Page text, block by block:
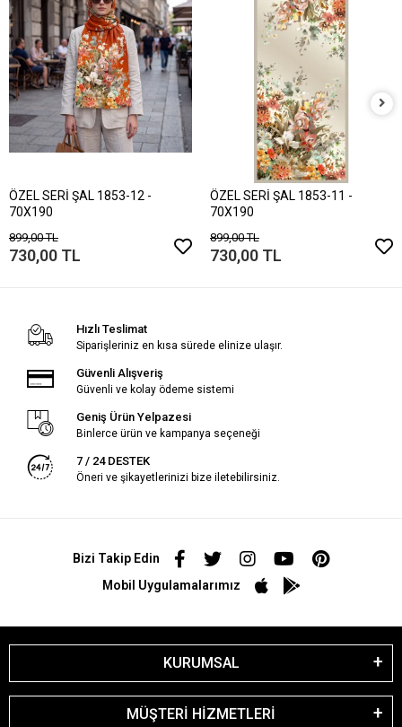
ÖZEL SERİ ŞAL 1853-12 -
70X190
899,00 TL
730,00 TL
ÖZEL SERİ ŞAL 1853-11 -
70X190
899,00 TL
730,00 TL
Hızlı Teslimat
Siparişleriniz en kısa sürede elinize ulaşır.
Güvenli Alışveriş
Güvenli ve kolay ödeme sistemi
Geniş Ürün Yelpazesi
Binlerce ürün ve kampanya seçeneği
7 / 24 DESTEK
Öneri ve şikayetlerinizi bize iletebilirsiniz.
Bizi Takip Edin
Mobil Uygulamalarımız
KURUMSAL
MÜŞTERİ HİZMETLERİ